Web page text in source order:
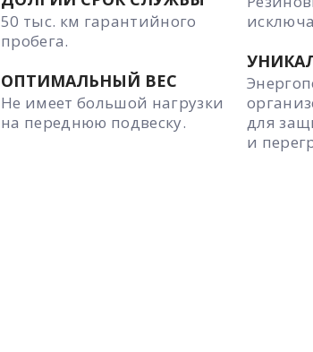
50 тыс. км гарантийного
пробега.
ОПТИМАЛЬНЫЙ ВЕС
Не имеет большой нагрузки
на переднюю подвеску.
для
и